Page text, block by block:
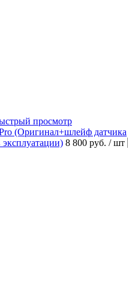
просмотр
(Оригинал+шлейф датчика
8 800 руб. / шт